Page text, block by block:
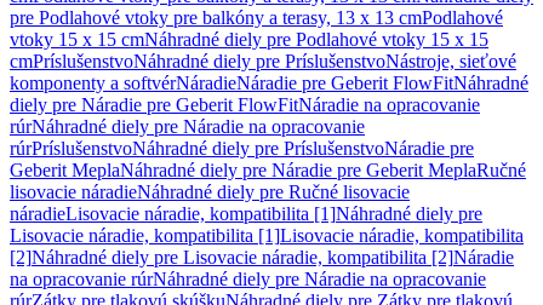
pre Podlahové vtoky pre balkóny a terasy, 13 x 13 cmPodlahové
vtoky 15 x 15 cmNáhradné diely pre Podlahové vtoky 15 x 15
cmPríslušenstvoNáhradné diely pre PríslušenstvoNástroje, sieťové
komponenty a softvérNáradieNáradie pre Geberit FlowFitNáhradné
diely pre Náradie pre Geberit FlowFitNáradie na opracovanie
rúrNáhradné diely pre Náradie na opracovanie
rúrPríslušenstvoNáhradné diely pre PríslušenstvoNáradie pre
Geberit MeplaNáhradné diely pre Náradie pre Geberit MeplaRučné
lisovacie náradieNáhradné diely pre Ručné lisovacie
náradieLisovacie náradie, kompatibilita [1]Náhradné diely pre
Lisovacie náradie, kompatibilita [1]Lisovacie náradie, kompatibilita
[2]Náhradné diely pre Lisovacie náradie, kompatibilita [2]Náradie
na opracovanie rúrNáhradné diely pre Náradie na opracovanie
rúrZátky pre tlakovú skúškuNáhradné diely pre Zátky pre tlakovú